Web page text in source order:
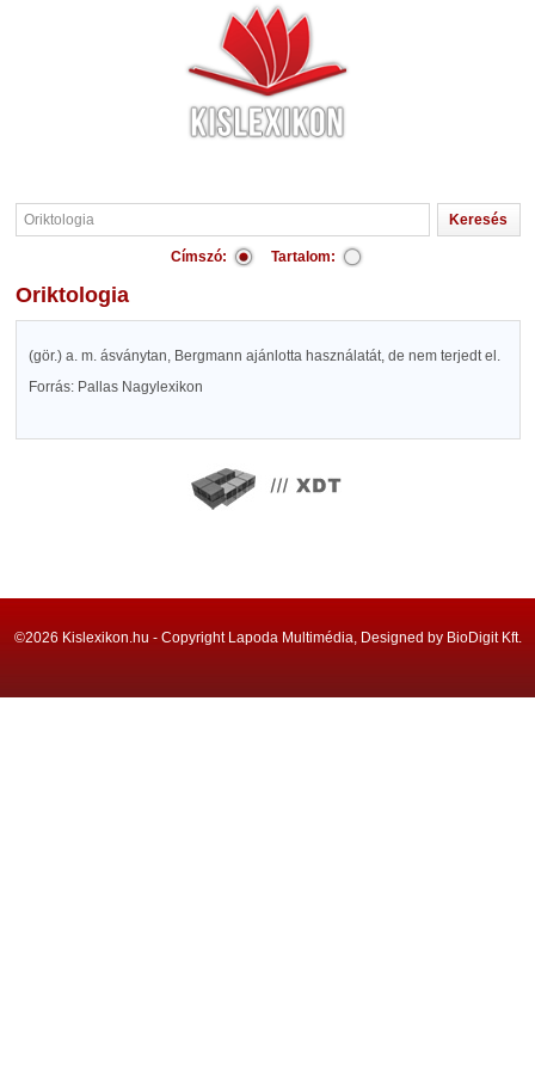
Címszó: Tartalom:
Oriktologia
(gör.) a. m. ásványtan, Bergmann ajánlotta használatát, de nem terjedt el.
Forrás: Pallas Nagylexikon
©2026 Kislexikon.hu - Copyright Lapoda Multimédia, Designed by BioDigit Kft.